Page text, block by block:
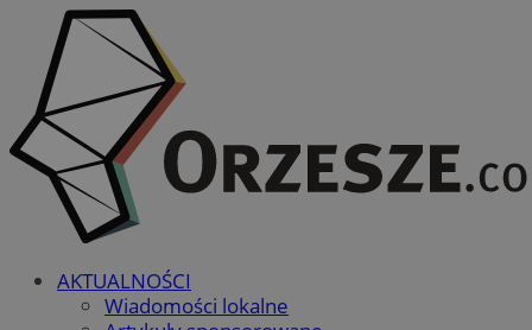
AKTUALNOŚCI
Wiadomości lokalne